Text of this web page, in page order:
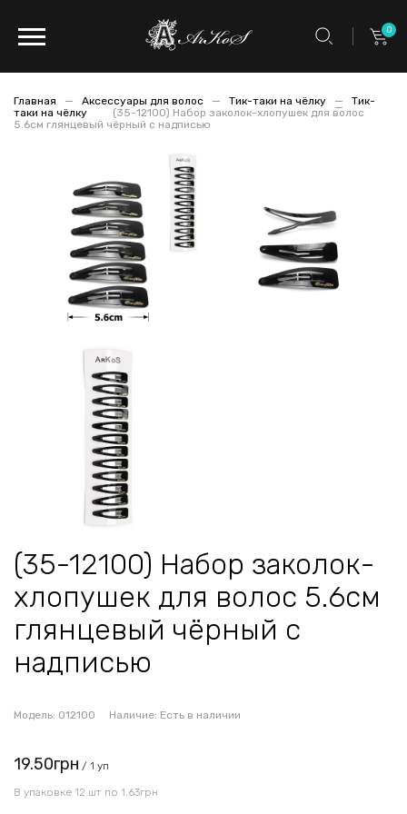
0
Главная Аксессуары для волос Тик-таки на чёлку
Тик-
таки на чёлку
(35-12100) Набор заколок-хлопушек для волос
5.6см глянцевый чёрный с надписью
(35-12100) Набор заколок-
хлопушек для волос 5.6см
глянцевый чёрный с
надписью
Модель: 012100 Наличие: Есть в наличии
19.50грн / 1 уп
В упаковке 12 шт по 1.63грн